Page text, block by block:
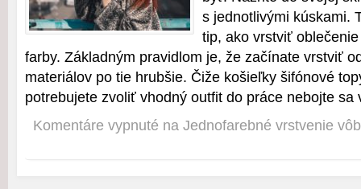
s jednotlivými kúskami.
tip, ako vrstviť
farby. Základným pravidlom je, že začínate vrstviť
materiálov po tie hrubšie. Čiže košieľky šifónové
potrebujete zvoliť vhodný outfit do práce nebojte
Komentáre vypnuté na Jednofarebné vrstvenie